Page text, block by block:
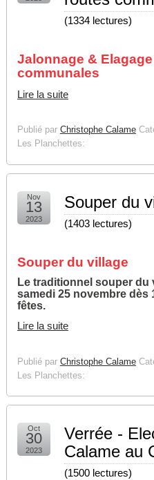
(1334 lectures)
Jalonnage &
communales
Lire la suite
Publié par Christophe Calame
Les Planchettes:
Souper du
(1403 lectures)
Nov
13
2023
Souper du village
Le traditionnel souper du
samedi 25 novembre dès
fêtes.
Lire la suite
Publié par Christophe Calame
Les Planchettes:
Verrée -
Calame au
(1500 lectures)
Oct
30
2023